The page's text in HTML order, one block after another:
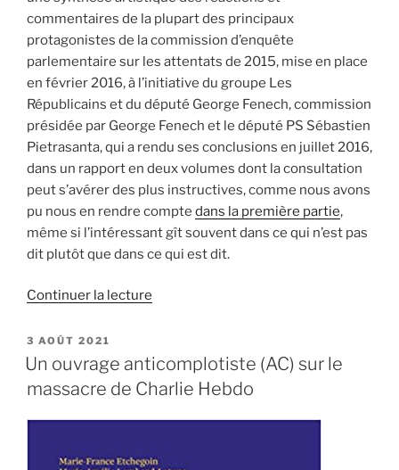
commentaires de la plupart des principaux
protagonistes de la commission d’enquête
parlementaire sur les attentats de 2015, mise en place
en février 2016, à l’initiative du groupe Les
Républicains et du député George Fenech, commission
présidée par George Fenech et le député PS Sébastien
Pietrasanta, qui a rendu ses conclusions en juillet 2016,
dans un rapport en deux volumes dont la consultation
peut s’avérer des plus instructives, comme nous avons
pu nous en rendre compte dans la première partie,
même si l’intéressant gît souvent dans ce qui n’est pas
dit plutôt que dans ce qui est dit.
Continuer la lecture
l’équation
interdite
des
attentats
13
PUBLIÉ
LE
3 AOÛT 2021
Un ouvrage anticomplotiste (AC) sur le
massacre de Charlie Hebdo